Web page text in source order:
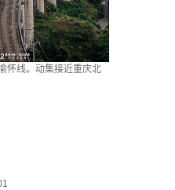
怀线。动集接近重庆北